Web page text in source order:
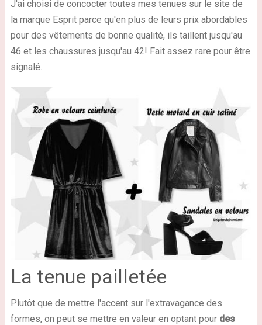
J'ai choisi de concocter toutes mes tenues sur le site de
la marque Esprit parce qu'en plus de leurs prix abordables
pour des vêtements de bonne qualité, ils taillent jusqu'au
46 et les chaussures jusqu'au 42! Fait assez rare pour être
signalé.
La tenue pailletée
Plutôt que de mettre l'accent sur l'extravagance des
formes, on peut se mettre en valeur en optant pour des